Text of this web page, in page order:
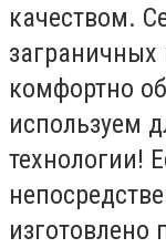
качеством.
заграничных
комфортно
используем
технологии!
изготовлено